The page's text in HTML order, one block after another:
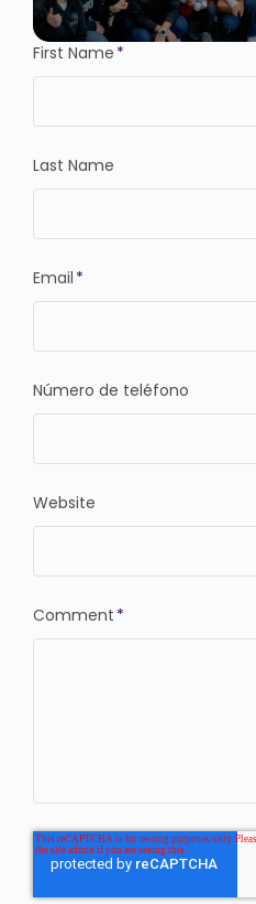
First Name *
Last Name
Email *
Número de teléfono
Website
Comment *